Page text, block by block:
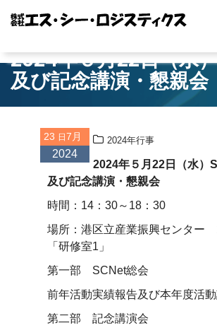
2024年５月22日（水
及び記念講演・懇親会
23 7月
2024
2024年行事
2024年５月22日（水）
及び記念講演・懇親会
時間：14：30～18：30
場所：港区立産業振興センタ
「研修室1」
第一部 SCNet総会
前年活動実績報告及び本年度活
第二部 記念講演会